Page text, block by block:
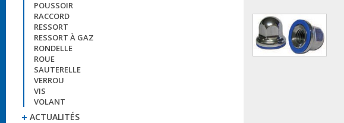
POUSSOIR
RACCORD
RESSORT
RESSORT À GAZ
RONDELLE
ROUE
SAUTERELLE
VERROU
VIS
VOLANT
ACTUALITÉS